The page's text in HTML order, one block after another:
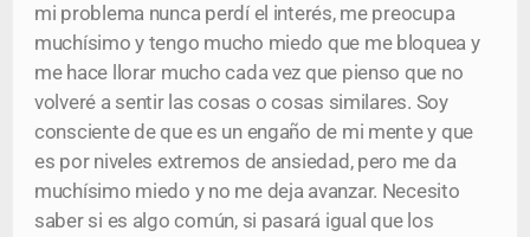
mi problema nunca perdí el interés, me preocupa
muchísimo y tengo mucho miedo que me bloquea y
me hace llorar mucho cada vez que pienso que no
volveré a sentir las cosas o cosas similares. Soy
consciente de que es un engaño de mi mente y que
es por niveles extremos de ansiedad, pero me da
muchísimo miedo y no me deja avanzar. Necesito
saber si es algo común, si pasará igual que los